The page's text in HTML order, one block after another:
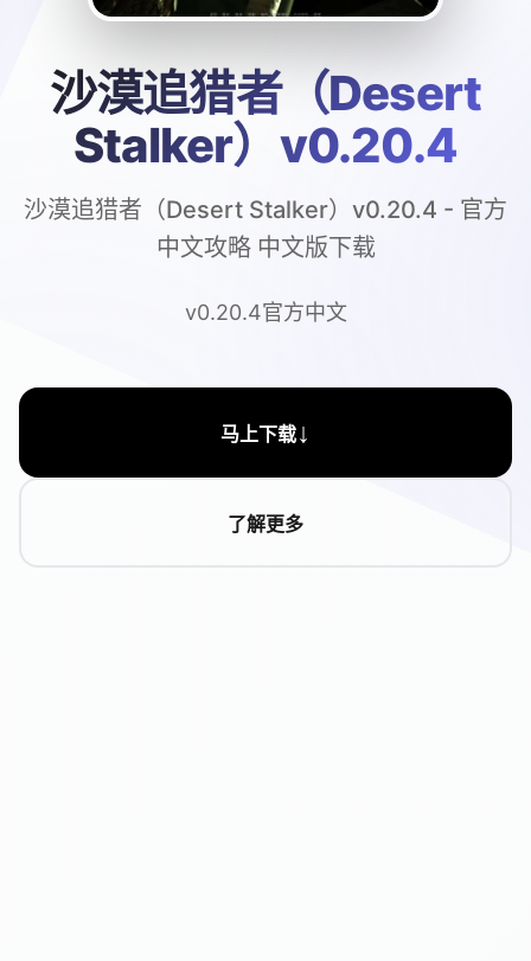
沙漠追猎者（Desert
Stalker）v0.20.4
沙漠追猎者（Desert Stalker）v0.20.4 - 官方
中文攻略 中文版下载
v0.20.4官方中文
马上下载↓
了解更多